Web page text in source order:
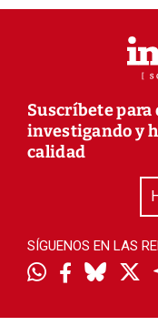
Suscríbete para
investigando y
calidad
SÍGUENOS EN LAS